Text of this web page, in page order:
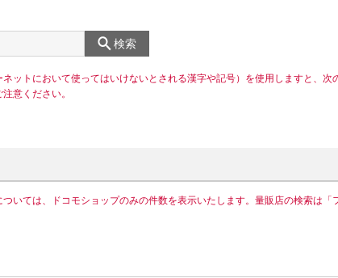
検索
ットにおいて使ってはいけないとされる漢字や記号）を使用しますと、次
意ください。
いては、ドコモショップのみの件数を表示いたします。量販店の検索は「